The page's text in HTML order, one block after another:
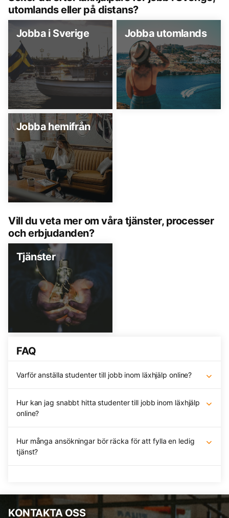
utomlands eller på distans?
Jobba i Sverige
Jobba utomlands
Jobba hemifrån
Vill du veta mer om våra tjänster, processer
och erbjudanden?
Tjänster
FAQ
Varför anställa studenter till jobb inom läxhjälp online?
Hur kan jag snabbt hitta studenter till jobb inom läxhjälp
online?
Hur många ansökningar bör räcka för att fylla en ledig
tjänst?
KONTAKTA OSS